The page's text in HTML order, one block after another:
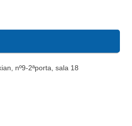
nº9-2ªporta, sala 18